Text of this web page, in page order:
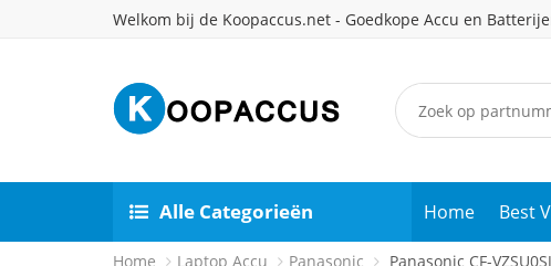
Welkom bij de Koopaccus.net - Goedkope Accu en
Alle Categorieën Home Best
Home Laptop Accu Panasonic Panasonic CF-